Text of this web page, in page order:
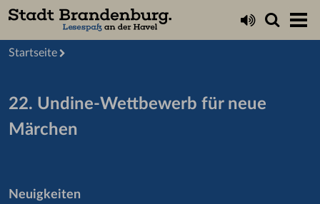
Startseite
22. Undine-Wettbewerb für neue
Märchen
Neuigkeiten